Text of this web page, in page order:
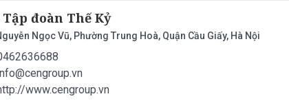
Tập đoàn Thế Kỷ
Ngọc Vũ, Phường Trung Hoà, Quận Cầu Giấy, Hà Nội
www.cengroup.vn